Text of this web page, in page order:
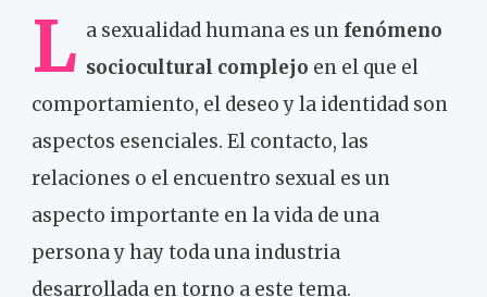
L a sexualidad humana es un fenómeno
sociocultural complejo en el que el
comportamiento, el deseo y la identidad son
aspectos esenciales. El contacto, las
relaciones o el encuentro sexual es un
aspecto importante en la vida de una
persona y hay toda una industria
desarrollada en torno a este tema.